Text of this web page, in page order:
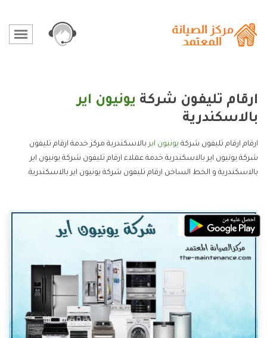
ارقام تليفون شركة يونيون اير
بالاسكندرية
ارقام ارقام تليفون شركة يونيون ايربالاسكندرية مركز خدمة ارقام تليفون
شركة يونيون اير بالاسكندرية خدمة عملاء ارقام تليفون شركة يونيون اير
بالاسكندرية و الخط الساخن ارقام تليفون شركة يونيون اير بالاسكندرية.